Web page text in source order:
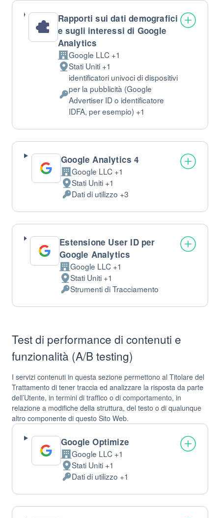
Rapporti sui dati demografici
e sugli interessi di Google
Analytics
Azienda:
Google LLC +1
Luogo
trattamento:
Stati Uniti +1
Dati
Personali
identificatori univoci di dispositivi
per la pubblicità (Google
Advertiser ID o identificatore
IDFA, per esempio) +1
Google Analytics 4
Azienda:
Google LLC +1
Luogo
del
trattamento:
Stati Uniti +1
Dati
Personali
trattati:
Dati di utilizzo +3
Estensione User ID per
Google Analytics
Azienda:
Google LLC +1
Luogo
del
trattamento:
Stati Uniti +1
Dati
Personali
Strumenti di Tracciamento
Test di performance di contenuti e
funzionalità (A/B testing)
I servizi contenuti in questa sezione permettono al Titolare del
Trattamento di tener traccia ed analizzare la risposta da parte
dell’Utente, in termini di traffico o di comportamento, in
relazione a modifiche della struttura, del testo o di qualunque
altro componente di questo Sito Web.
Google Optimize
Azienda:
Google LLC +1
Luogo
del
trattamento:
Stati Uniti +1
Dati
Personali
trattati:
Dati di utilizzo +1